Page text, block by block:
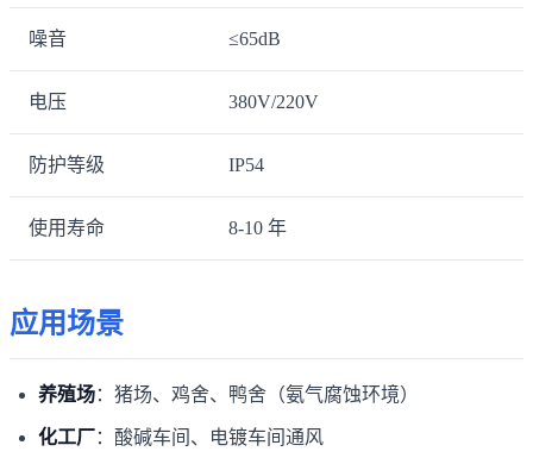
噪音 ≤65dB
电压 380V/220V
防护等级 IP54
使用寿命 8-10 年
应用场景
养殖场：猪场、鸡舍、鸭舍（氨气腐蚀环境）
化工厂：酸碱车间、电镀车间通风